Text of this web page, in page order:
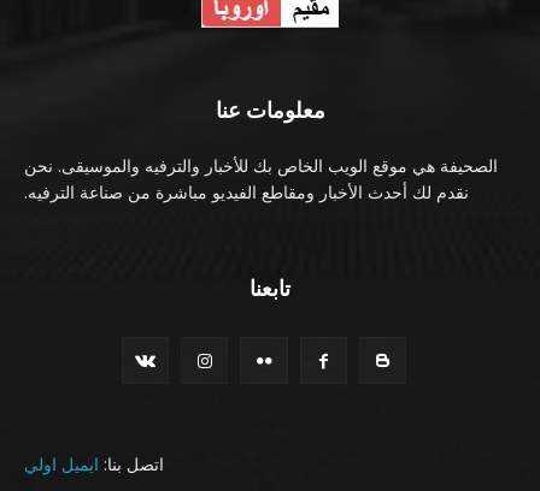
معلومات عنا
الصحيفة هي موقع الويب الخاص بك للأخبار والترفيه والموسيقى. نحن
نقدم لك أحدث الأخبار ومقاطع الفيديو مباشرة من صناعة الترفيه.
تابعنا
اتصل بنا: ايميل اولي